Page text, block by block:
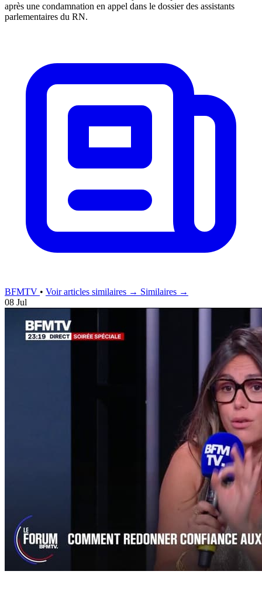
après une condamnation en appel dans le dossier des assistants
parlementaires du RN.
BFMTV • Voir articles similaires → Similaires →
08 Jul